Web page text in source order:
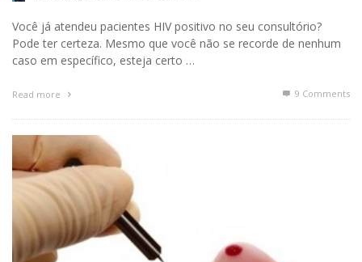
Você já atendeu pacientes HIV positivo no seu consultório?
Pode ter certeza. Mesmo que você não se recorde de nenhum
caso em específico, esteja certo …
Read more 9 Comments